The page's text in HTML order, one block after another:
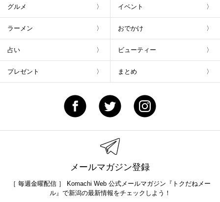
グルメ イベント
ラーメン おでかけ
占い ビューティー
プレゼント まとめ
メールマガジン登録
［ 毎週金曜配信 ］ Komachi Web 公式メールマガジン『トクだねメー
ル』で新潟の最新情報をチェックしよう！